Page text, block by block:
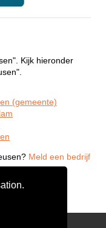
Kijk hieronder
(gemeente)
Meld een bedrijf